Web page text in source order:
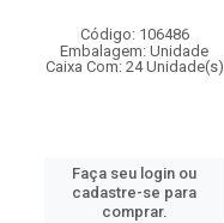
Código: 106486
Embalagem: Unidade
Caixa Com: 24 Unidade(s)
Faça seu login ou
cadastre-se para
comprar.